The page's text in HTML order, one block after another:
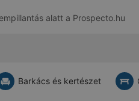
alatt a Prospecto.hu
Barkács és kertészet